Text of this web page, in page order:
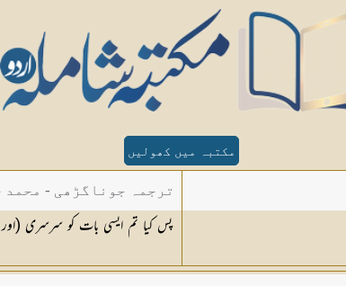
مکتبہ میں کھولیں
ترجمہ جوناگڑھی - محمد
پس کیا تم ایسی بات کو سرسری (اور